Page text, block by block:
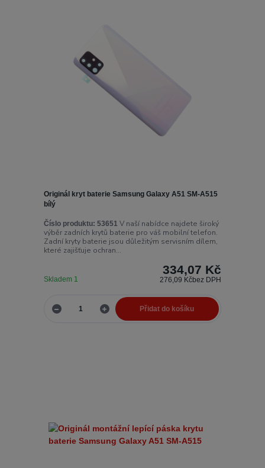
Originál kryt baterie Samsung Galaxy A51 SM-A515
bílý
Číslo produktu: 53651V naší nabídce najdete široký
výběr zadních krytů baterie pro váš mobilní telefon.
Zadní kryty baterie jsou důležitým servisním dílem,
které zajišťuje ochran...
334,07 Kč
276,09 Kčbez DPH
Skladem 1
Přidat do košíku